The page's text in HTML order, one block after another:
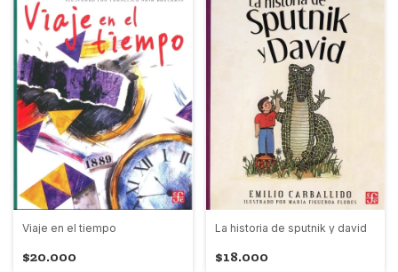
Viaje en el tiempo
$20.000
La historia de sputnik y david
$18.000